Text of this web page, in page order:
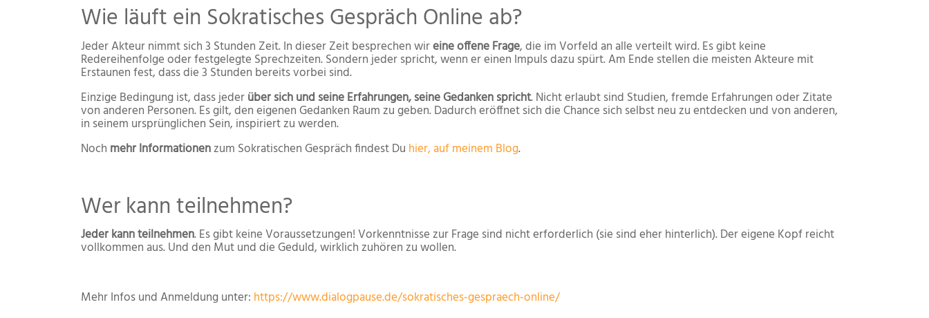
Wie läuft ein Sokratisches Gespräch Online ab?
Jeder Akteur nimmt sich 3 Stunden Zeit. In dieser Zeit besprechen wireine offene Frage, die im Vorfeld an alle verteilt wird. Es gibt keine
Redereihenfolge oder festgelegte Sprechzeiten. Sondern jeder spricht, wenn er einen Impuls dazu spürt. Am Ende stellen die meisten Akteure mit
Erstaunen fest, dass die 3 Stunden bereits vorbei sind.
Einzige Bedingung ist, dass jederüber sich und seine Erfahrungen, seine Gedanken spricht. Nicht erlaubt sind Studien, fremde Erfahrungen oder Zitate
von anderen Personen. Es gilt, den eigenen Gedanken Raum zu geben. Dadurch eröffnet sich die Chance sich selbst neu zu entdecken und von anderen,
in seinem ursprünglichen Sein, inspiriert zu werden.
Noch mehr Informationenzum Sokratischen Gespräch findest Du hier, auf meinem Blog.
Wer kann teilnehmen?
Jeder kann teilnehmen. Es gibt keine Voraussetzungen! Vorkenntnisse zur Frage sind nicht erforderlich (sie sind eher hinterlich). Der eigene Kopf reicht
vollkommen aus. Und den Mut und die Geduld, wirklich zuhören zu wollen.
Mehr Infos und Anmeldung unter: https://www.dialogpause.de/sokratisches-gespraech-online/